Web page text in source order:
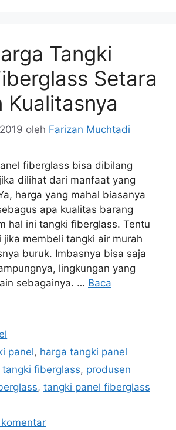
Tangki
Setara
Kualitasnya
oleh Farizan Muchtadi
fiberglass bisa dibilang
dilihat dari manfaat yang
harga yang mahal biasanya
apa kualitas barang
hal ini tangki fiberglass. Tentu
jika membeli tangki air murah
buruk. Imbasnya bisa saja
lingkungan yang
sebagainya. … Baca
panel, harga tangki panel
tangki fiberglass, produsen
, tangki panel fiberglass